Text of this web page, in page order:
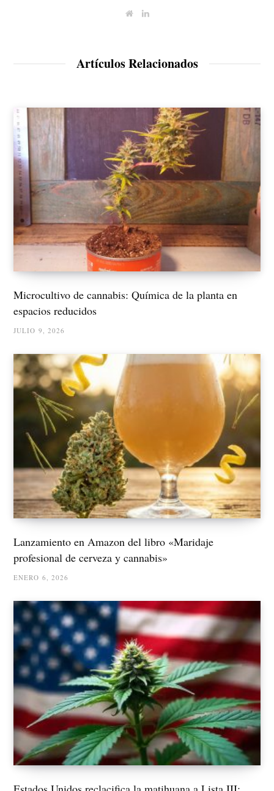
W
e
L
I
Artículos Relacionados
Microcultivo de cannabis: Química de la planta en
espacios reducidos
JULIO 9, 2026
Lanzamiento en Amazon del libro «Maridaje
profesional de cerveza y cannabis»
ENERO 6, 2026